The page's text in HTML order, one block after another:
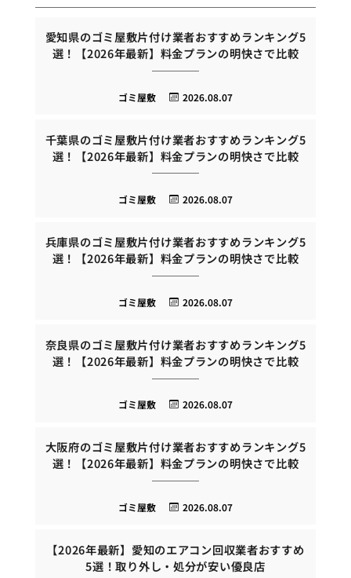
愛知県のゴミ屋敷片付け業者おすすめランキング5
選！【2026年最新】料金プランの明快さで比較
2026.08.07
ゴミ屋敷
千葉県のゴミ屋敷片付け業者おすすめランキング5
選！【2026年最新】料金プランの明快さで比較
2026.08.07
ゴミ屋敷
兵庫県のゴミ屋敷片付け業者おすすめランキング5
選！【2026年最新】料金プランの明快さで比較
2026.08.07
ゴミ屋敷
奈良県のゴミ屋敷片付け業者おすすめランキング5
選！【2026年最新】料金プランの明快さで比較
2026.08.07
ゴミ屋敷
大阪府のゴミ屋敷片付け業者おすすめランキング5
選！【2026年最新】料金プランの明快さで比較
2026.08.07
ゴミ屋敷
【2026年最新】愛知のエアコン回収業者おすすめ
5選！取り外し・処分が安い優良店